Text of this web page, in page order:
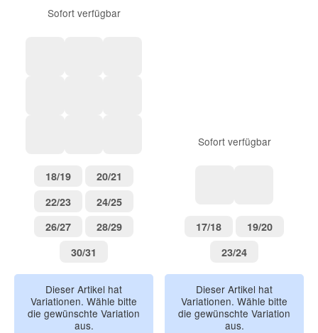
Sofort verfügbar
18/1918/19 20/21
22/2322/23 24/2524/25
26/2726/27 28/2928/29
30/31
Dieser Artikel hat
Variationen. Wähle bitte
die gewünschte Variation
aus.
Sofort verfügbar
17/1817/18 19/2019/20
23/2423/24
Dieser Artikel hat
Variationen. Wähle bitte
die gewünschte Variation
aus.